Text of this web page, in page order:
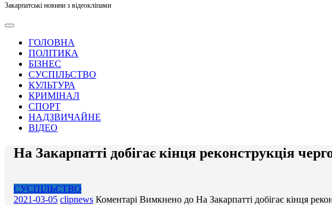
Закарпатські новини з відеокліпами
ГОЛОВНА
ПОЛІТИКА
БІЗНЕС
СУСПІЛЬСТВО
КУЛЬТУРА
КРИМІНАЛ
СПОРТ
НАДЗВИЧАЙНЕ
ВІДЕО
На Закарпатті добігає кінця реконструкція
СУСПІЛЬСТВО
2021-03-05 clipnews Коментарі Вимкнено до На Закарпатті добігає кінця